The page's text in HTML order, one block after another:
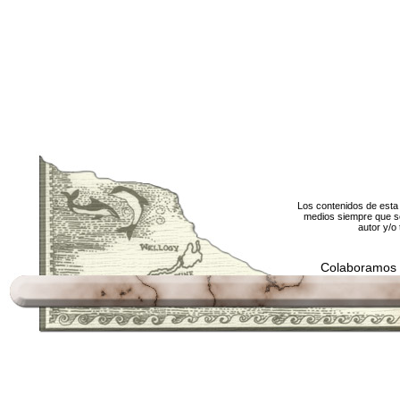
Los contenidos de
medios siempre que
autor y/o